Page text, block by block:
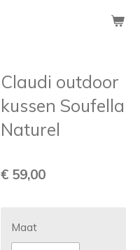
Claudi outdoor
kussen Soufella
Naturel
€ 59,00
Maat